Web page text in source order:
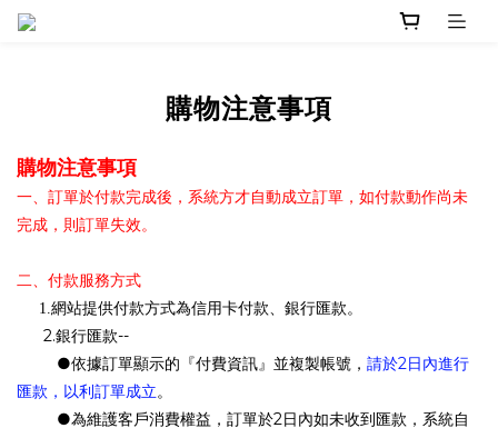
購物注意事項
購物注意事項
一、訂單於付款完成後，系統方才自動成立訂單，如付款動作尚未
完成，則訂單失效。
二、付款服務方式
1.網站提供付款方式為信用卡付款、銀行匯款。
2.銀行匯款--
●依據訂單顯示的『付費資訊』並複製帳號， 請於2日內進行
匯款，以利訂單成立。
●為維護客戶消費權益，訂單於2 日內如未收到匯款，系統自